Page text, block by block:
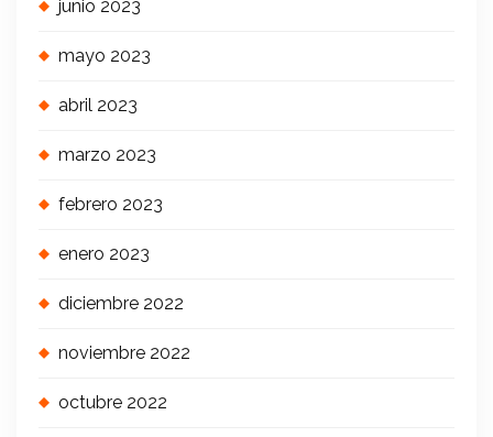
junio 2023
mayo 2023
abril 2023
marzo 2023
febrero 2023
enero 2023
diciembre 2022
noviembre 2022
octubre 2022